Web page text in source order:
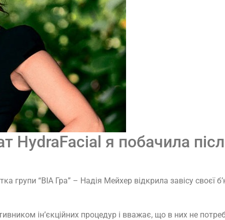
HydraFacial я побачила
групи “ВІА Гра” – Надія Мейхер відкрила завісу своєї
ін’єкційних процедур і вважає, що в них не